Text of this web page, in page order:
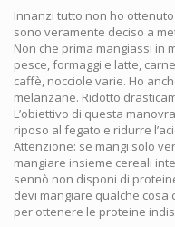
Innanzi tutto non ho
sono veramente deciso a
Non che prima mangiassi in
pesce, formaggi e latte,
caffè, nocciole varie. Ho
melanzane. Ridotto
L’obiettivo di questa
riposo al fegato e ridurre
Attenzione: se mangi solo
mangiare insieme cereali
sennò non disponi di
devi mangiare qualche cosa
per ottenere le proteine